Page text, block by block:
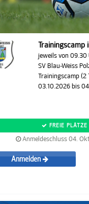
Trainingscamp
jeweils von 09.30
SV Blau-Weiss
Trainingscamp (2
03.10.2026 bis
FREIE
Anmeldeschluss 04.
Anmelden